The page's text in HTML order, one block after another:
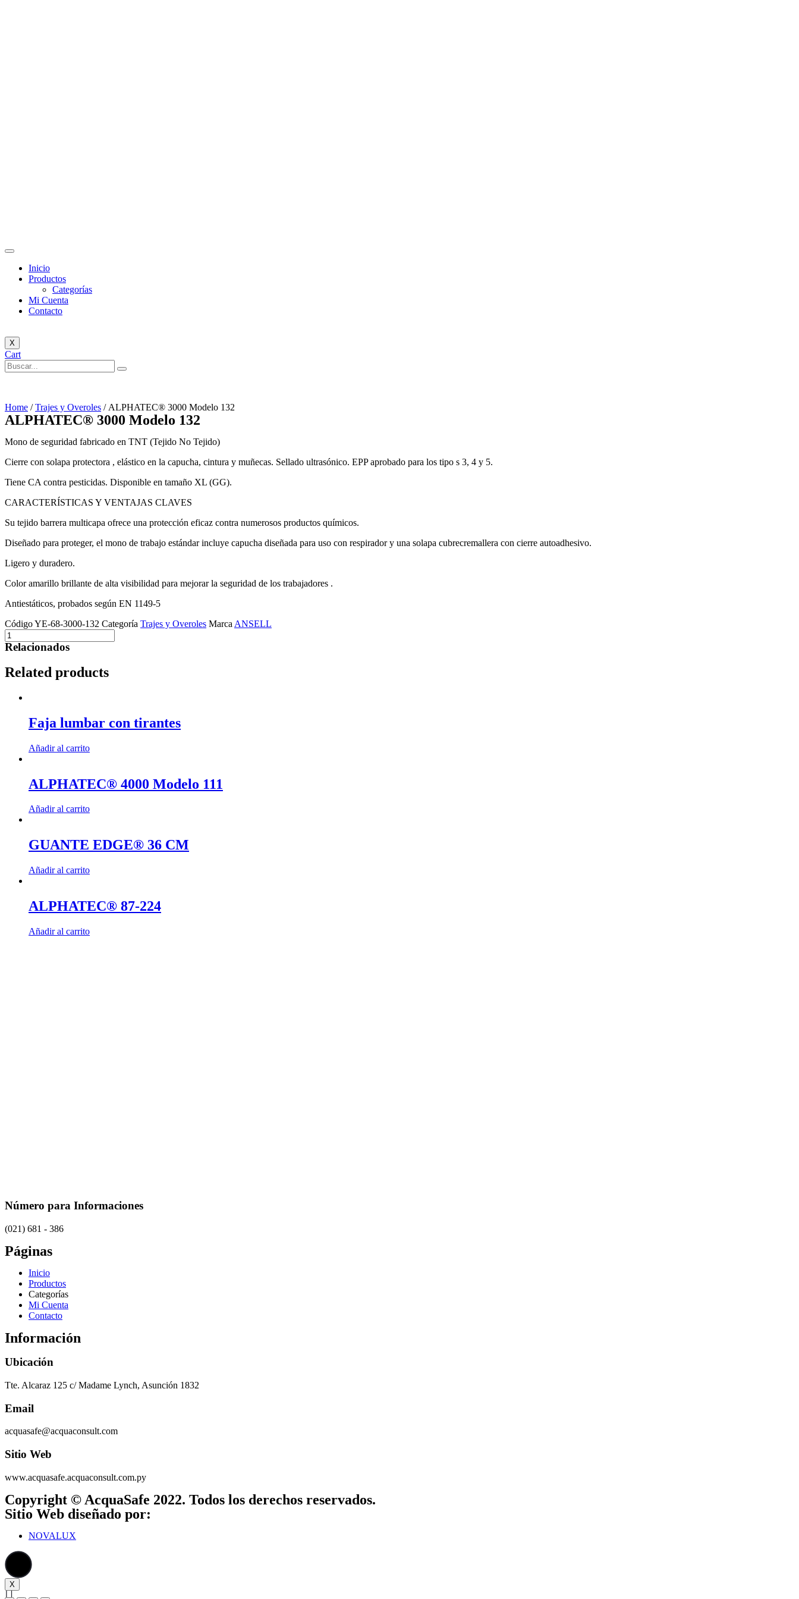
Inicio
Productos
Categorías
Mi Cuenta
Contacto
X
Cart
Home /Trajes y Overoles / ALPHATEC® 3000 Modelo 132
ALPHATEC® 3000 Modelo 132
Mono de seguridad fabricado en TNT (Tejido No Tejido)
Cierre con solapa protectora , elástico en la capucha, cintura y muñecas. Sellado ultrasónico. EPP aprobado para los tipo s 3, 4 y 5.
Tiene CA contra pesticidas. Disponible en tamaño XL (GG).
CARACTERÍSTICAS Y VENTAJAS CLAVES
Su tejido barrera multicapa ofrece una protección eficaz contra numerosos productos químicos.
Diseñado para proteger, el mono de trabajo estándar incluye capucha diseñada para uso con respirador y una solapa cubrecremallera con cierre autoadhesivo.
Ligero y duradero.
Color amarillo brillante de alta visibilidad para mejorar la seguridad de los trabajadores .
Antiestáticos, probados según EN 1149-5
CódigoYE-68-3000-132 Categoría Trajes y Overoles Marca ANSELL
ALPHATEC®
3000
132
quantity
Relacionados
Related products
Faja lumbar con tirantes
Añadir al carrito
ALPHATEC® 4000 Modelo 111
Añadir al carrito
GUANTE EDGE® 36 CM
Añadir al carrito
ALPHATEC® 87-224
Añadir al carrito
Número para Informaciones
(021) 681 - 386
Páginas
Inicio
Productos
Categorías
Mi Cuenta
Contacto
Información
Ubicación
Tte. Alcaraz 125 c/ Madame Lynch, Asunción 1832
Email
acquasafe@acquaconsult.com
Sitio Web
www.acquasafe.acquaconsult.com.py
Copyright © AcquaSafe 2022. Todos los derechos reservados.
Sitio Web diseñado por:
NOVALUX
X